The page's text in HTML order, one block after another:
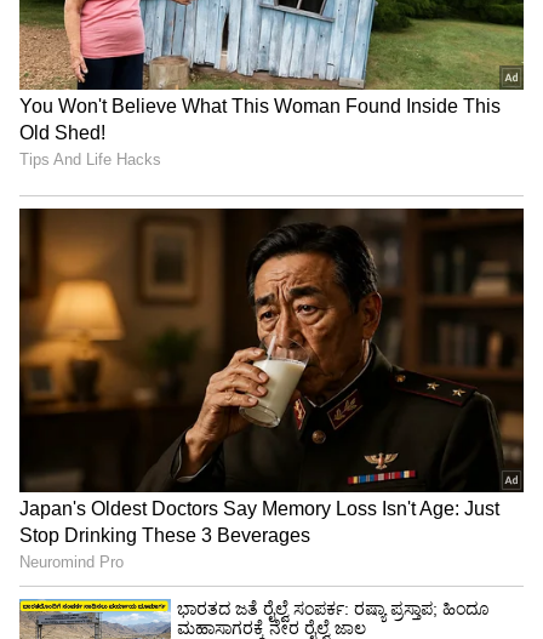
ಟ್ರಂಪ್ ಐತಿಹಾಸಿಕ ಒಪ್ಪಂದ | India US
Trade Deal | Party Rounds